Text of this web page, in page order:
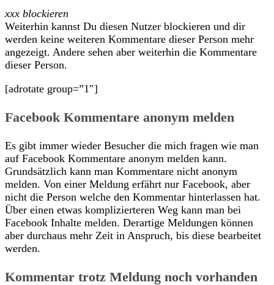
xxx blockieren
Weiterhin kannst Du diesen Nutzer blockieren und dir
werden keine weiteren Kommentare dieser Person mehr
angezeigt. Andere sehen aber weiterhin die Kommentare
dieser Person.
[adrotate group=”1″]
Facebook Kommentare anonym melden
Es gibt immer wieder Besucher die mich fragen wie man
auf Facebook Kommentare anonym melden kann.
Grundsätzlich kann man Kommentare nicht anonym
melden. Von einer Meldung erfährt nur Facebook, aber
nicht die Person welche den Kommentar hinterlassen hat.
Über einen etwas komplizierteren Weg kann man bei
Facebook Inhalte melden. Derartige Meldungen können
aber durchaus mehr Zeit in Anspruch, bis diese bearbeitet
werden.
Kommentar trotz Meldung noch vorhanden